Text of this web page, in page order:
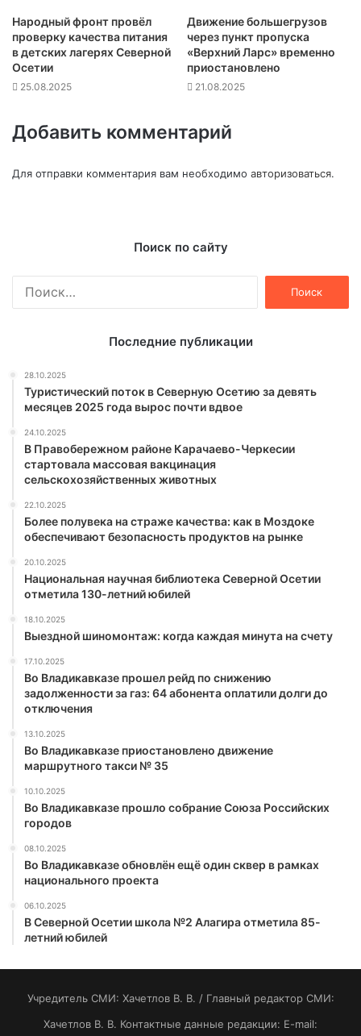
Народный фронт провёл
проверку качества питания
в детских лагерях Северной
Осетии
25.08.2025
Движение большегрузов
через пункт пропуска
«Верхний Ларс» временно
приостановлено
21.08.2025
Добавить комментарий
Для отправки комментария вам необходимо авторизоваться.
Поиск по сайту
Последние публикации
28.10.2025
Туристический поток в Северную Осетию за девять
месяцев 2025 года вырос почти вдвое
24.10.2025
В Правобережном районе Карачаево-Черкесии
стартовала массовая вакцинация
сельскохозяйственных животных
22.10.2025
Более полувека на страже качества: как в Моздоке
обеспечивают безопасность продуктов на рынке
20.10.2025
Национальная научная библиотека Северной Осетии
отметила 130-летний юбилей
18.10.2025
Выездной шиномонтаж: когда каждая минута на счету
17.10.2025
Во Владикавказе прошел рейд по снижению
задолженности за газ: 64 абонента оплатили долги до
отключения
13.10.2025
Во Владикавказе приостановлено движение
маршрутного такси № 35
10.10.2025
Во Владикавказе прошло собрание Союза Российских
городов
08.10.2025
Во Владикавказе обновлён ещё один сквер в рамках
национального проекта
06.10.2025
В Северной Осетии школа №2 Алагира отметила 85-
летний юбилей
Учредитель СМИ: Хaчeтлoв B. B. / Главный редактор СМИ:
Хaчeтлoв B. B. Контактные данные редакции: E-mail: